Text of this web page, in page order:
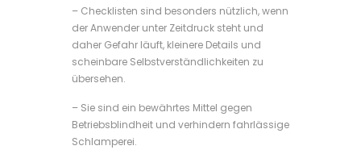
– Checklisten sind besonders nützlich, wenn
der Anwender unter Zeitdruck steht und
daher Gefahr läuft, kleinere Details und
scheinbare Selbstverständlichkeiten zu
übersehen.
– Sie sind ein bewährtes Mittel gegen
Betriebsblindheit und verhindern fahrlässige
Schlamperei.